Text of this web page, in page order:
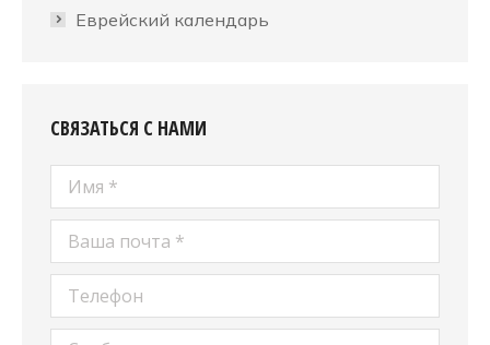
Еврейский календарь
СВЯЗАТЬСЯ С НАМИ
Имя *
Ваша почта *
Телефон